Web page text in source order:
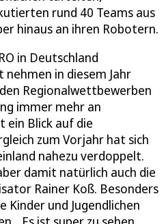
rund 40 Teams aus
hinaus an ihren Robotern.
in Deutschland
in diesem Jahr
Regionalwettbewerben
immer mehr an
ein Blick auf die
zum Vorjahr hat sich
nahezu verdoppelt.
damit natürlich auch die
Rainer Koß. Besonders
Kinder und Jugendlichen